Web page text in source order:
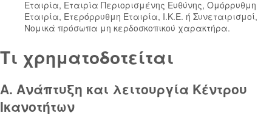
Εταιρία, Εταιρία Περιορισμένης Ευθύνης, Ομόρρυθμη
Εταιρία, Ετερόρρυθμη Εταιρία, Ι.Κ.Ε. ή Συνεταιρισμοί,
Νομικά πρόσωπα μη κερδοσκοπικού χαρακτήρα.
Τι χρηματοδοτείται
Α. Ανάπτυξη και λειτουργία Κέντρου
Ικανοτήτων